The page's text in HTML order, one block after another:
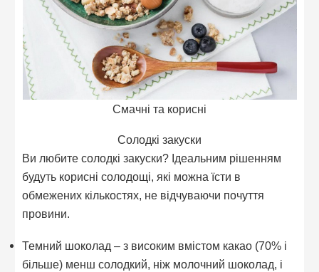
Смачні та корисні
Солодкі закуски
Ви любите солодкі закуски? Ідеальним рішенням
будуть корисні солодощі, які можна їсти в
обмежених кількостях, не відчуваючи почуття
провини.
Темний шоколад – з високим вмістом какао (70% і
більше) менш солодкий, ніж молочний шоколад, і